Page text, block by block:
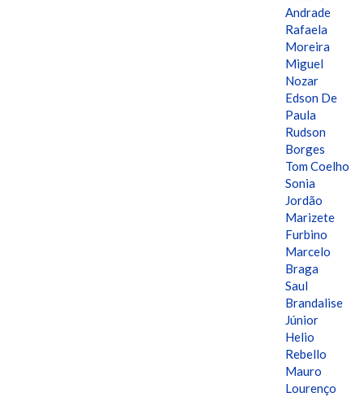
Andrade
Rafaela
Moreira
Miguel
Nozar
Edson De
Paula
Rudson
Borges
Tom Coelho
Sonia
Jordão
Marizete
Furbino
Marcelo
Braga
Saul
Brandalise
Júnior
Helio
Rebello
Mauro
Lourenço